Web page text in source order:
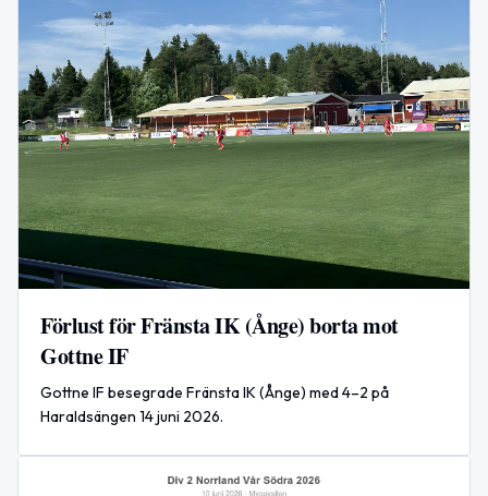
Förlust för Fränsta IK (Ånge) borta mot
Gottne IF
Gottne IF besegrade Fränsta IK (Ånge) med 4–2 på
Haraldsängen 14 juni 2026.